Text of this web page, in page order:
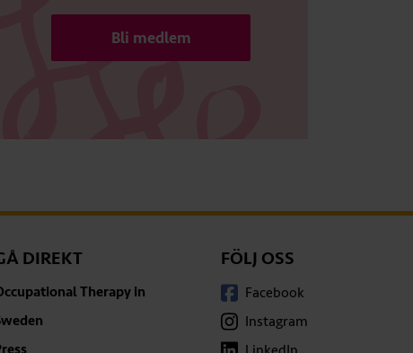
Bli medlem
DIREKT
Therapy in
FÖLJ OSS
Facebook
Instagram